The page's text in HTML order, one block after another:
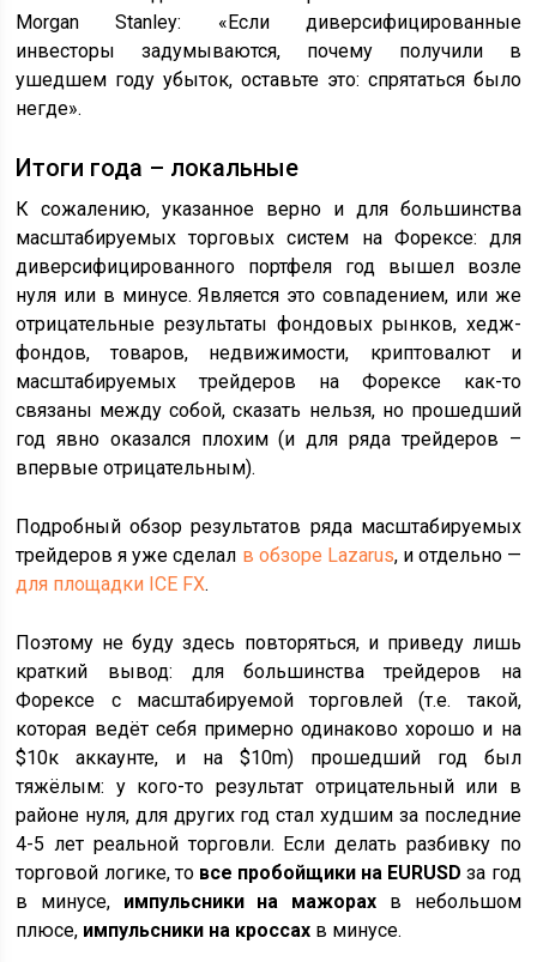
Morgan Stanley: «Если диверсифицированные
инвесторы задумываются, почему получили в
ушедшем году убыток, оставьте это: спрятаться было
негде».
Итоги года – локальные
К сожалению, указанное верно и для большинства
масштабируемых торговых систем на Форексе: для
диверсифицированного портфеля год вышел возле
нуля или в минусе. Является это совпадением, или же
отрицательные результаты фондовых рынков, хедж-
фондов, товаров, недвижимости, криптовалют и
масштабируемых трейдеров на Форексе как-то
связаны между собой, сказать нельзя, но прошедший
год явно оказался плохим (и для ряда трейдеров –
впервые отрицательным).
Подробный обзор результатов ряда масштабируемых
трейдеров я уже сделал в обзоре Lazarus, и отдельно —
для площадки ICE FX.
Поэтому не буду здесь повторяться, и приведу лишь
краткий вывод: для большинства трейдеров на
Форексе с масштабируемой торговлей (т.е. такой,
которая ведёт себя примерно одинаково хорошо и на
$10к аккаунте, и на $10m) прошедший год был
тяжёлым: у кого-то результат отрицательный или в
районе нуля, для других год стал худшим за последние
4-5 лет реальной торговли. Если делать разбивку по
торговой логике, то все пробойщики на EURUSDза год
в минусе, импульсники на мажорах в небольшом
плюсе, импульсники на кроссах в минусе.